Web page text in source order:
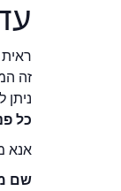
זה
ניתן
כל
אנא
שם